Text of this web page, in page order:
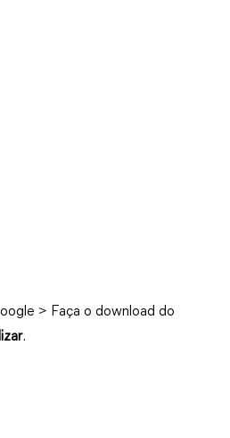
> Faça o download do
.